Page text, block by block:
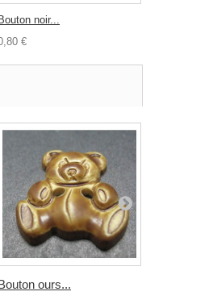
Bouton noir...
€
ours...